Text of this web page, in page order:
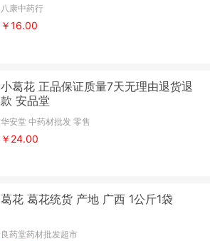
八康中药行
￥16.00
小葛花 正品保证质量7天无理由退货退
款 安品堂
华安堂 中药材批发 零售
￥24.00
葛花 葛花统货 产地 广西 1公斤1袋
良药堂药材批发超市